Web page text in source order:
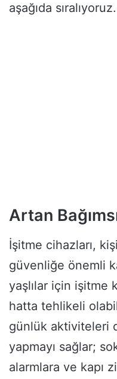
aşağıda sıralıyoruz.
Artan
İşitme cihazları,
güvenliğe önemli
yaşlılar için işitme
hatta tehlikeli
günlük aktiviteleri
yapmayı sağlar;
alarmlara ve kapı